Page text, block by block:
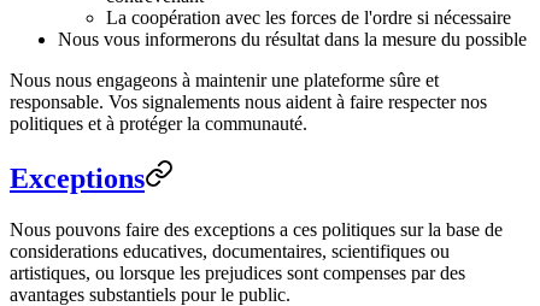
La coopération avec les forces de l'ordre si nécessaire
Nous vous informerons du résultat dans la mesure du possible
Nous nous engageons à maintenir une plateforme sûre et
responsable. Vos signalements nous aident à faire respecter nos
politiques et à protéger la communauté.
Exceptions
Nous pouvons faire des exceptions a ces politiques sur la base de
considerations educatives, documentaires, scientifiques ou
artistiques, ou lorsque les prejudices sont compenses par des
avantages substantiels pour le public.